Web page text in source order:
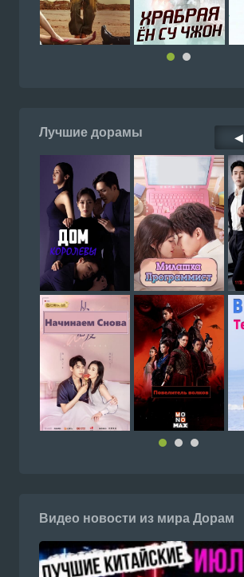
Лучшие дорамы ◀
Видео новости из мира Дорам